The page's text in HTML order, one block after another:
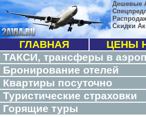
Дешевые
Скидки
ГЛАВНАЯ
ЦЕНЫ
ТАКСИ, трансферы в
Бронирование отелей
Квартиры посуточно
Туристические страховки
Горящие туры